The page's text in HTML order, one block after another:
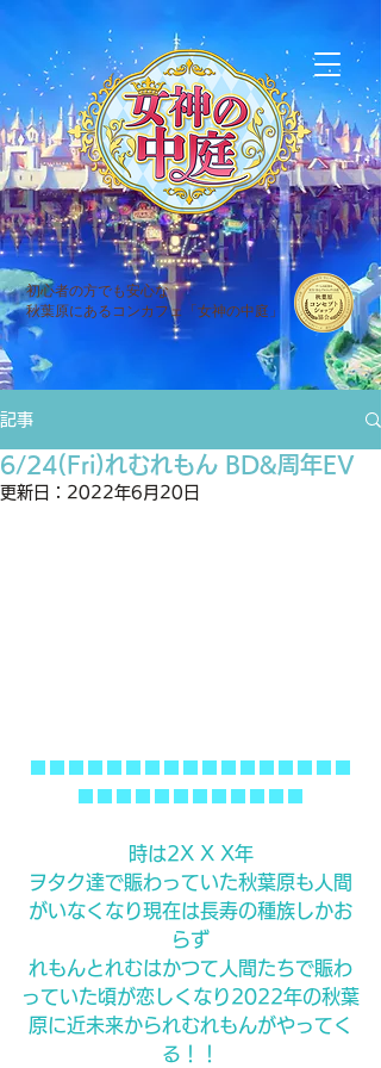
初心者の方でも安心な
秋葉原にあるコンカフェ「女神の中庭」
記事
6/24(Fri)れむれもん BD&周年EV
更新日： 2022年6月20日
時は2X X X年
ヲタク達で賑わっていた秋葉原も人間
がいなくなり現在は長寿の種族しかお
らず
れもんとれむはかつて人間たちで賑わ
っていた頃が恋しくなり2022年の秋葉
原に近未来かられむれもんがやってく
る！！